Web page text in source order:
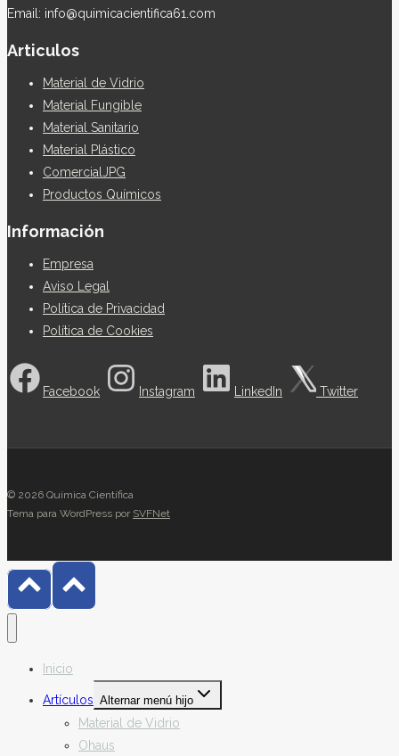
Email: info@quimicacientifica61.com
Articulos
Material de Vidrio
Material Fungible
Material Sanitario
Material Plástico
ComercialJPG
Productos Químicos
Información
Empresa
Aviso Legal
Política de Privacidad
Política de Cookies
Facebook Instagram LinkedIn Twitter
© 2026 Química Científica
Tema para WordPress por SVFNet
Inicio
Artículos Alternar menú hijo
Material de Vidrio
Ohaus